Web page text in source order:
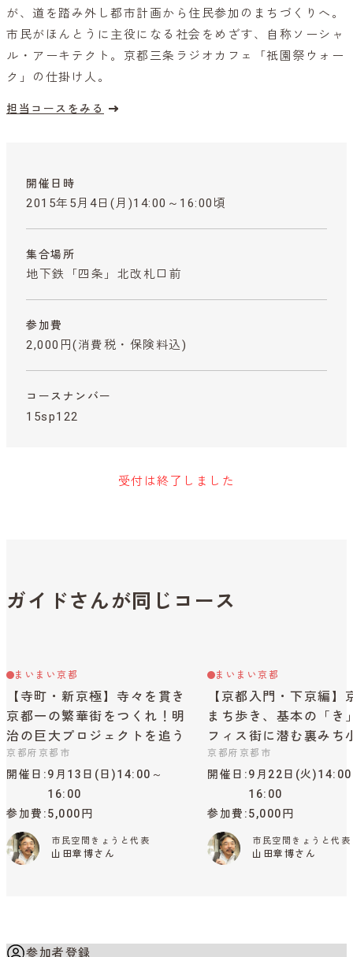
が、道を踏み外し都市計画から住民参加のまちづくりへ。
市民がほんとうに主役になる社会をめざす、自称ソーシャ
ル・アーキテクト。京都三条ラジオカフェ「祇園祭ウォー
ク」の仕掛け人。
担当コースをみる
開催日時
2015年5月4日(月)14:00～16:00頃
集合場所
地下鉄「四条」北改札口前
参加費
2,000円 (消費税・保険料込)
コースナンバー
15sp122
受付は終了しました
ガイドさんが同じコース
まいまい京都
【寺町・新京極】寺々を貫き
京都一の繁華街をつくれ！明
治の巨大プロジェクトを追う
京都府京都市
開催日
9月13日(日)14:00～
16:00
参加費 5,000円
市民空間きょうと代表
山田章博さん
まいまい京都
【京都入門・下京編】
まち歩き、基本の「き
フィス街に潜む裏みち
京都府京都市
開催日
9月22日(火
16:00
参加費 5,000円
市民空間きょうと代表
山田章博さん
参加者登録